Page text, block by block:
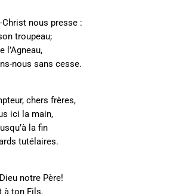
Christ nous presse :
troupeau;
l’Agneau,
nous sans cesse.
chers frères,
ici la main,
la fin
tutélaires.
notre Père!
à ton Fils.